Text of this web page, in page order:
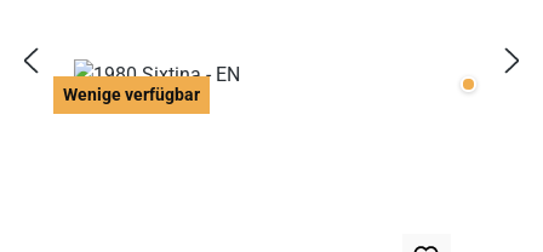
Wenige verfügbar Wenige